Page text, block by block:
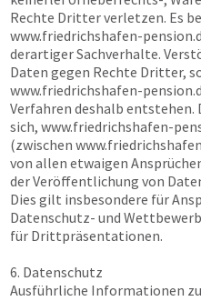
Rechte Dritter verletzen. Es
www.friedrichshafen-
derartiger Sachverhalte.
Daten gegen Rechte Dritter,
www.friedrichshafen-
Verfahren deshalb
sich, www.friedrichshafen-
(zwischen
von allen etwaigen
der Veröffentlichung von
Dies gilt insbesondere für
Datenschutz- und
für Drittpräsentationen.
6. Datenschutz
Ausführliche Informationen